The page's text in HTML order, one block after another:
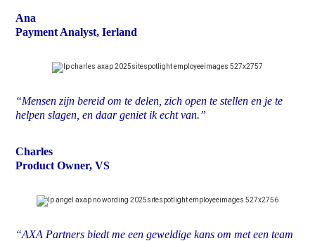
Ana
Payment Analyst, Ierland
“Mensen zijn bereid om te delen, zich open te stellen en je te
helpen slagen, en daar geniet ik echt van.”
Charles
Product Owner, VS
“AXA Partners biedt me een geweldige kans om met een team